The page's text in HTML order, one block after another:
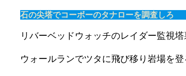
石の尖塔でコーボーのタナローを調査しろ
リバーベッドウォッチのレイダー監視
ウォールランでツタに飛び移り岩場を登